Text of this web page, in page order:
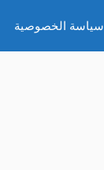
سياسة الخصوصية